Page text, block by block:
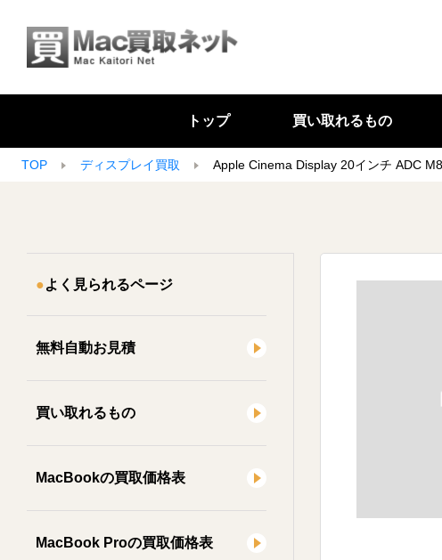
トップ 買い取れるもの
TOP ディスプレイ買取 Apple Cinema Display 20インチ ADC
よく見られるページ
無料自動お見積
買い取れるもの
MacBookの買取価格表
MacBook Proの買取価格表